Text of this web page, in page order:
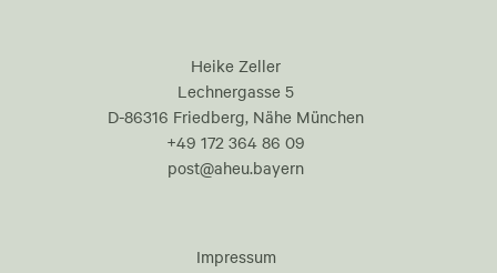
Heike Zeller
Lechnergasse 5
D-86316 Friedberg, Nähe München
+49 172 364 86 09
post@aheu.bayern
Impressum